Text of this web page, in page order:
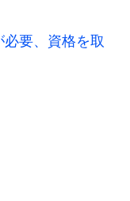
要、資格を取